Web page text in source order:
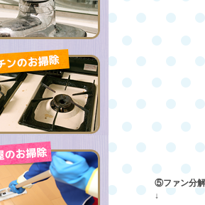
⑤ファン分解
↓